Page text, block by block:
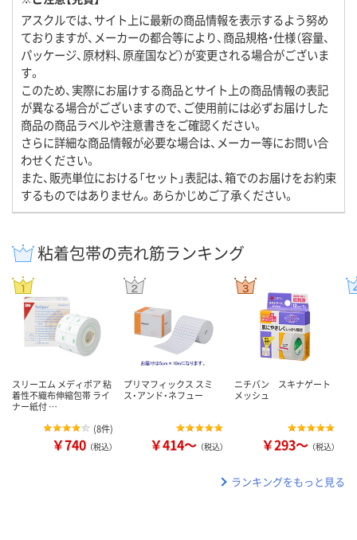
アスクルでは、サイト上に最新の商品情報を表示するよう努め
ておりますが、メーカーの都合等により、商品規格・仕様（容量、
パッケージ、原材料、原産国など）が変更される場合がございま
す。
このため、実際にお届けする商品とサイト上の商品情報の表記
が異なる場合がございますので、ご使用前には必ずお届けした
商品の商品ラベルや注意書きをご確認ください。
さらに詳細な商品情報が必要な場合は、メーカー等にお問い合
わせください。
また、販売単位における「セット」表記は、箱でのお届けをお約束
するものではありません。あらかじめご了承ください。
粘着包帯の売れ筋ランキング
スリーエム メディポア 粘
着性不織布伸縮包帯 ライ
ナー紙付 …
(8件)
￥740 （税込）
プリマフィックス スミ
ス・アンド・ネフュー
￥414～ （税込）
ニチバン スキナゲート
メッシュ
￥293～ （税込）
ランキングをもっと見る